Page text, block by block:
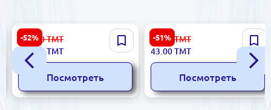
-52%
Dijital 5900499058078 |
Керамическая плитка
25x60 см, цифровая печать,
4 шт/уп
223.00ТМТ
106.00ТМТ
Посмотреть
-51%
Aurora 5901303043693 |
Керамическая плитка
30x30 см Ciemna для
бизнеса
89.00 ТМТ
43.00ТМТ
Посмотреть